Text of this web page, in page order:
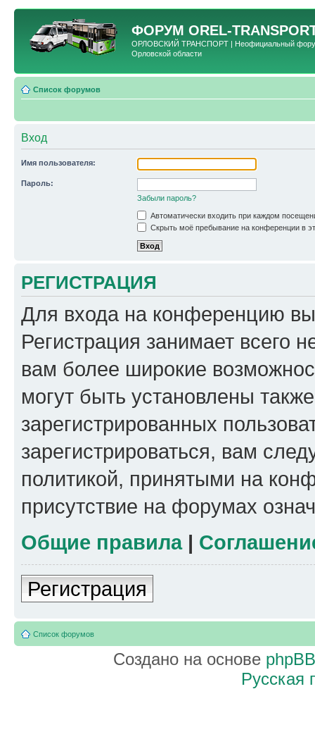
ФОРУМ OREL-
ОРЛОВСКИЙ ТРАНСПОРТ | Неофициальный форум
Орловской области
Список форумов
Вход
Имя пользователя:
Пароль:
Забыли пароль?
Автоматически входить при каждом
Скрыть моё пребывание на конференции в
РЕГИСТРАЦИЯ
Для входа на конференцию
Регистрация занимает всего
вам более широкие
могут быть установлены
зарегистрированных
зарегистрироваться, вам
политикой, принятыми на
присутствие на форумах
Общие правила|
Регистрация
Список форумов
Создано на основе phpBB
Русская